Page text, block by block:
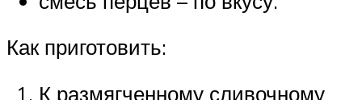
Как приготовить:
К размягченному сливочному